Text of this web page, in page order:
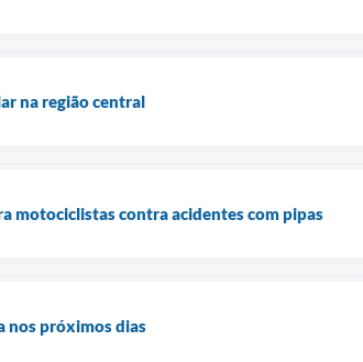
na região central
motociclistas contra acidentes com pipas
nos próximos dias